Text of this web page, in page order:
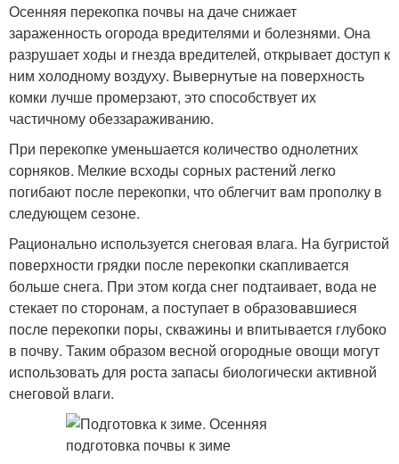
Осенняя перекопка почвы на даче снижает
зараженность огорода вредителями и болезнями. Она
разрушает ходы и гнезда вредителей, открывает доступ к
ним холодному воздуху. Вывернутые на поверхность
комки лучше промерзают, это способствует их
частичному обеззараживанию.
При перекопке уменьшается количество однолетних
сорняков. Мелкие всходы сорных растений легко
погибают после перекопки, что облегчит вам прополку в
следующем сезоне.
Рационально используется снеговая влага. На бугристой
поверхности грядки после перекопки скапливается
больше снега. При этом когда снег подтаивает, вода не
стекает по сторонам, а поступает в образовавшиеся
после перекопки поры, скважины и впитывается глубоко
в почву. Таким образом весной огородные овощи могут
использовать для роста запасы биологически активной
снеговой влаги.